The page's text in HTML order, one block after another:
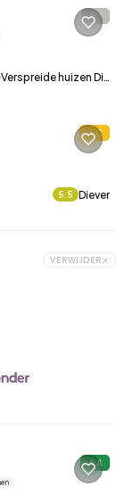
-
Verspreide huizen Di…
C
5.5 Diever
VERWIJDER
A